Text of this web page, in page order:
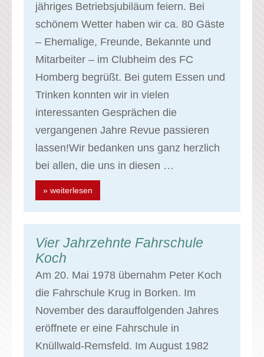
jähriges Betriebsjubiläum feiern. Bei
schönem Wetter haben wir ca. 80 Gäste
– Ehemalige, Freunde, Bekannte und
Mitarbeiter – im Clubheim des FC
Homberg begrüßt. Bei gutem Essen und
Trinken konnten wir in vielen
interessanten Gesprächen die
vergangenen Jahre Revue passieren
lassen!Wir bedanken uns ganz herzlich
bei allen, die uns in diesen …
» weiterlesen
Vier Jahrzehnte Fahrschule
Koch
Am 20. Mai 1978 übernahm Peter Koch
die Fahrschule Krug in Borken. Im
November des darauffolgenden Jahres
eröffnete er eine Fahrschule in
Knüllwald-Remsfeld. Im August 1982